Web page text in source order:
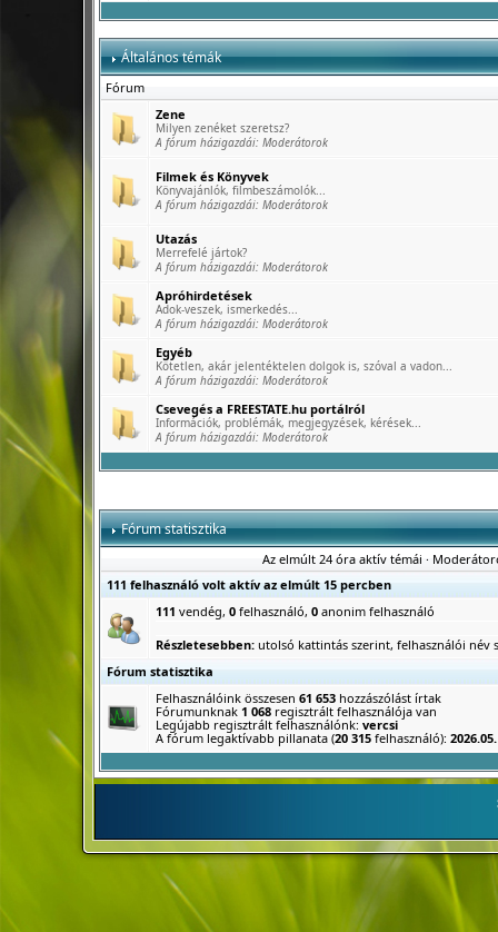
Általános témák
Fórum
Zene
Milyen zenéket szeretsz?
A fórum házigazdái: Moderátorok
Filmek és Könyvek
Könyvajánlók, filmbeszámolók...
A fórum házigazdái: Moderátorok
Utazás
Merrefelé jártok?
A fórum házigazdái: Moderátorok
Apróhirdetések
Adok-veszek, ismerkedés...
A fórum házigazdái: Moderátorok
Egyéb
Kötetlen, akár jelentéktelen dolgok is, szóval a vadon...
A fórum házigazdái: Moderátorok
Csevegés a FREESTATE.hu portálról
Információk, problémák, megjegyzések, kérések...
A fórum házigazdái: Moderátorok
Fórum statisztika
Az elmúlt 24 óra aktív témái ·
111 felhasználó volt aktív az elmúlt 15 percben
111 vendég, 0felhasználó, 0anonim felhasználó
Részletesebben: utolsó kattintás szerint, felhasználói név
Fórum statisztika
Felhasználóink összesen 61 653hozzászólást írtak
Fórumunknak 1 068regisztrált felhasználója van
Legújabb regisztrált felhasználónk: vercsi
A fórum legaktívabb pillanata (20 315felhasználó):